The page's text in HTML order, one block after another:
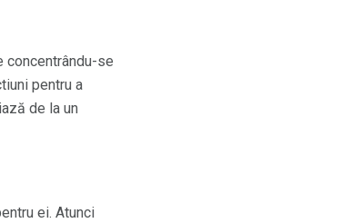
concentrându-se
pentru a
de la un
ei. Atunci